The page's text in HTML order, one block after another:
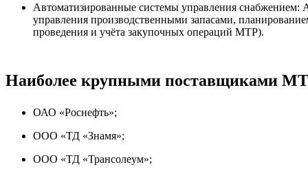
Автоматизированные системы управления
управления производственными запасами,
проведения и учёта закупочных операций МТР).
Наиболее крупными поставщиками
ОАО «Роснефть»;
ООО «ТД «Знамя»;
ООО «ТД «Трансолеум»;